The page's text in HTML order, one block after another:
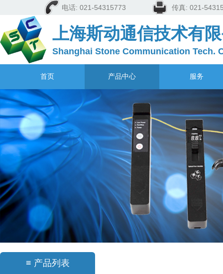
电话: 021-54315773 传真:
上海斯动通信技术有
Shanghai Stone Communication Tech.
首页 产品中心 服务
≡ 产品列表